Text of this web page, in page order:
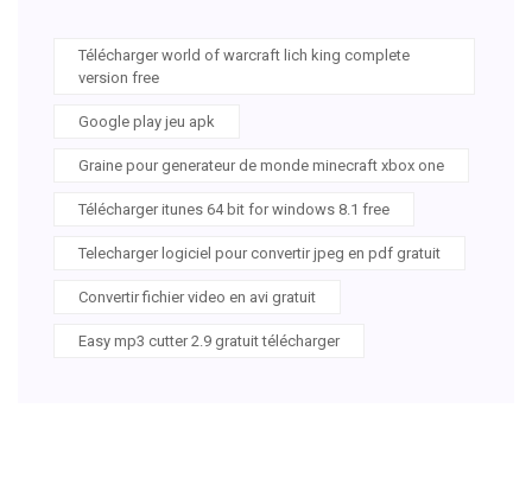
Télécharger world of warcraft lich king complete
version free
Google play jeu apk
Graine pour generateur de monde minecraft xbox one
Télécharger itunes 64 bit for windows 8.1 free
Telecharger logiciel pour convertir jpeg en pdf gratuit
Convertir fichier video en avi gratuit
Easy mp3 cutter 2.9 gratuit télécharger